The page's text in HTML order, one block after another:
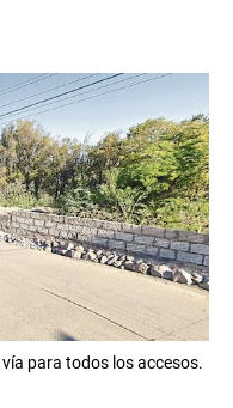
para todos los accesos.